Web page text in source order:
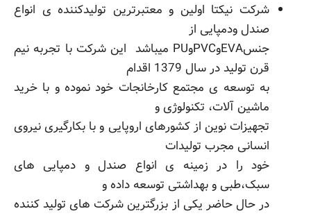
شرکت نیکتا اولین و معتبرترین تولیدکننده ی انواع
صندل ودمپایی از
جنسEVAوPVCوPU میباشد این شرکت با تجربه نیم
قرن تولید در سال 1379 اقدام
به توسعه ی مجتمع کارخانجات خود نموده و با خرید
ماشین آلات، تکنولوژی و
تجهیزات نوین از کشورهای اروپایی و با بکارگیری نیروی
انسانی مجرب تولیدات
خود را در زمینه ی انواع صندل و دمپایی های
سبک،طبی و بهداشتی توسعه داده و
در حال حاضر یکی از بزرگترین شرکت های تولید کننده